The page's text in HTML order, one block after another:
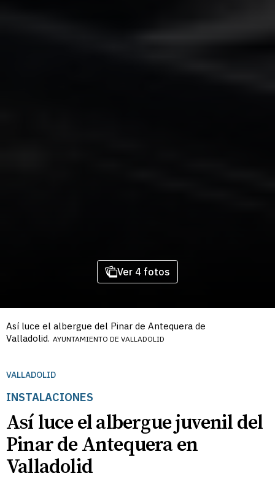
Ver 4 fotos
Así luce el albergue del Pinar de Antequera de
Valladolid. AYUNTAMIENTO DE VALLADOLID
VALLADOLID
INSTALACIONES
Así luce el albergue juvenil del
Pinar de Antequera en
Valladolid